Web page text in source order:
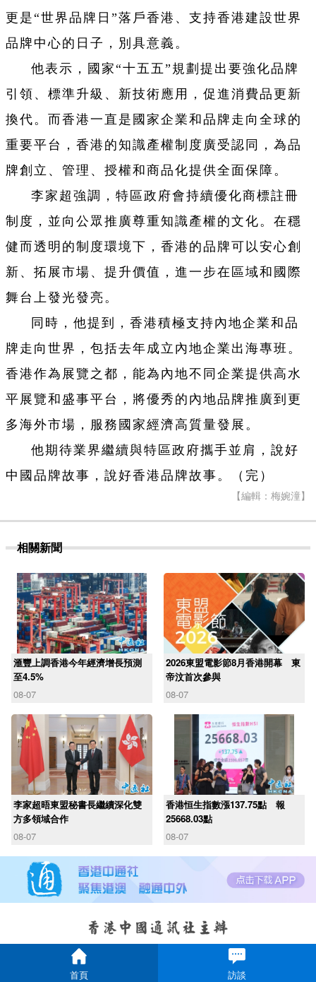
更是“世界品牌日”落戶香港、支持香港建設世界
品牌中心的日子，別具意義。
他表示，國家“十五五”規劃提出要強化品牌
引領、標準升級、新技術應用，促進消費品更新
換代。而香港一直是國家企業和品牌走向全球的
重要平台，香港的知識產權制度廣受認同，為品
牌創立、管理、授權和商品化提供全面保障。
李家超強調，特區政府會持續優化商標註冊
制度，並向公眾推廣尊重知識產權的文化。在穩
健而透明的制度環境下，香港的品牌可以安心創
新、拓展市場、提升價值，進一步在區域和國際
舞台上發光發亮。
同時，他提到，香港積極支持內地企業和品
牌走向世界，包括去年成立內地企業出海專班。
香港作為展覽之都，能為內地不同企業提供高水
平展覽和盛事平台，將優秀的內地品牌推廣到更
多海外市場，服務國家經濟高質量發展。
他期待業界繼續與特區政府攜手並肩，說好
中國品牌故事，說好香港品牌故事。（完）
【編輯：梅婉潼】
相關新聞
滙豐上調香港今年經濟增長預測
至4.5%
08-07
2026東盟電影節8月香港開幕 東
帝汶首次參與
08-07
李家超晤東盟秘書長繼續深化雙
方多領域合作
08-07
香港恒生指數漲137.75點 報
25668.03點
08-07
首頁 訪談